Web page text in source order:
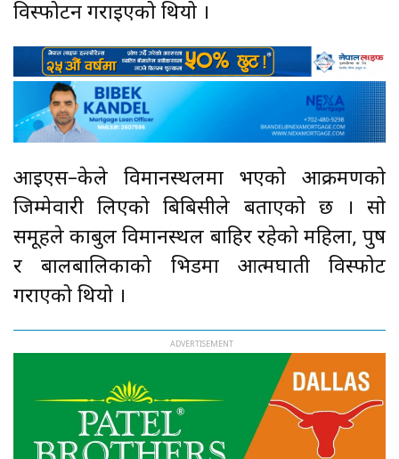
विस्फोटन गराइएको थियो ।
आइएस–केले विमानस्थलमा भएको आक्रमणको
जिम्मेवारी लिएको बिबिसीले बताएको छ । सो
समूहले काबुल विमानस्थल बाहिर रहेको महिला, पुरुष
र बालबालिकाको भिडमा आत्मघाती विस्फोट
गराएको थियो ।